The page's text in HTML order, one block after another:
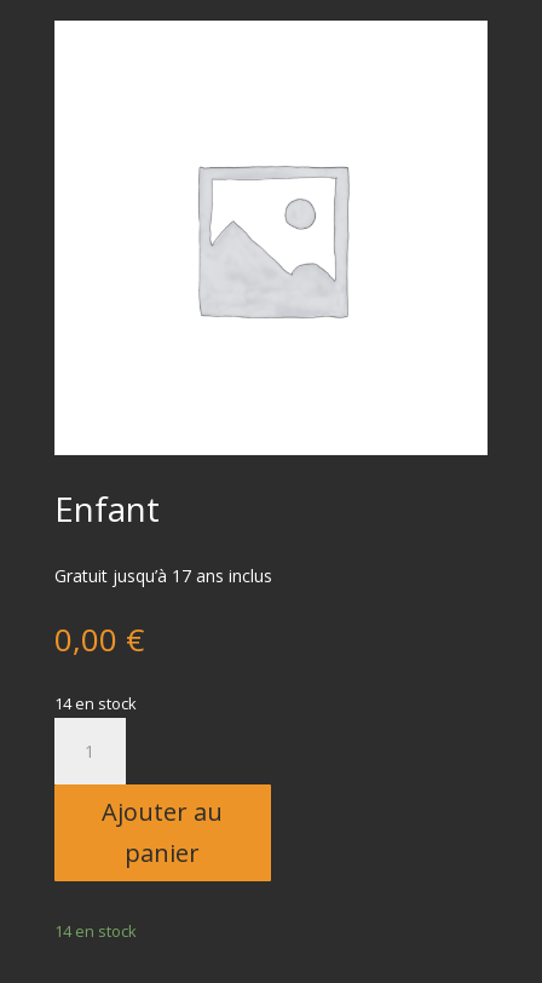
Enfant
Gratuit jusqu’à 17 ans inclus
0,00 €
14 en stock
Enfant
Ajouter au
panier
14 en stock